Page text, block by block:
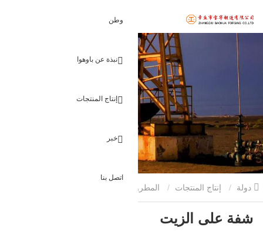
وطن
نبذة عن باوهوا
إنتاج المنتجات
خبر
اتصل بنا
إنتاج المنتجات المطروقات الزيتية
شفة على الزيت